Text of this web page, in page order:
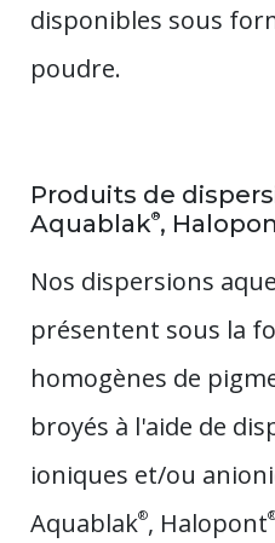
disponibles sous
poudre.
Produits de
Aquablak®,
Nos dispersions
présentent sous la
homogènes de
broyés à l'aide de
ioniques et/ou
Aquablak®, Halopont